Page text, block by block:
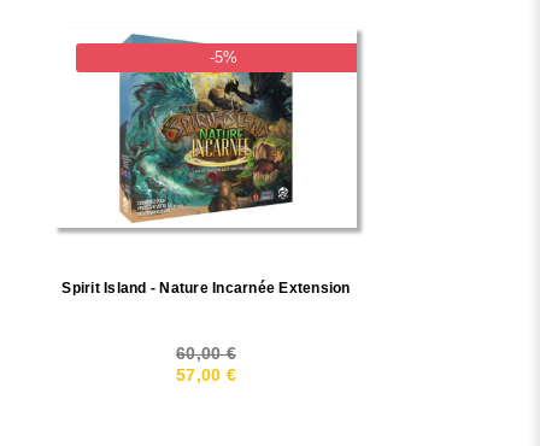
-5%
Spirit Island - Nature Incarnée Extension
60,00 €
57,00 €